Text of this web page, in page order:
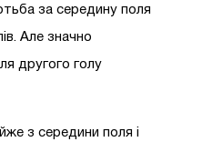
за середину поля
Але значно
другого голу
з середини поля і